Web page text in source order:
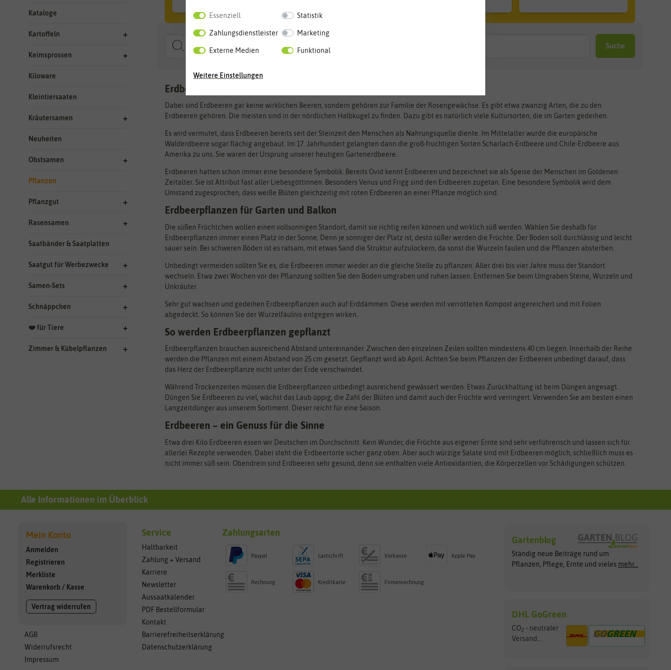
Kataloge
Kartoffeln
Keimsprossen
Kiloware
Kleintiersaaten
Kräutersamen
Neuheiten
Obstsamen
Pflanzen
Pflanzgut
Rasensamen
Saatbänder & Saatplatten
Saatgut für Werbezwecke
Samen-Sets
Schnäppchen
❤️ für Tiere
Zimmer & Kübelpflanzen
Suche
Erdbeeren sind die Königinnen unter den Beeren
Dabei sind Erdbeeren gar keine wirklichen Beeren, sondern gehören zur Familie der Rosengewächse. Es gibt etwa zwanzig Arten, die zu den
Erdbeeren gehören. Die meisten sind in der nördlichen Halbkugel zu finden. Dazu gibt es natürlich viele Kultursorten, die im Garten gedeihen.
Es wird vermutet, dass Erdbeeren bereits seit der Steinzeit den Menschen als Nahrungsquelle diente. Im Mittelalter wurde die europäische
Walderdbeere sogar flächig angebaut. Im 17. Jahrhundert gelangten dann die groß-fruchtigen Sorten Scharlach-Erdbeere und Chile-Erdbeere aus
Amerika zu uns. Sie waren der Ursprung unserer heutigen Gartenerdbeere.
Erdbeeren hatten schon immer eine besondere Symbolik. Bereits Ovid kennt Erdbeeren und bezeichnet sie als Speise der Menschen im Goldenen
Zeitalter. Sie ist Attribut fast aller Liebesgöttinnen. Besonders Venus und Frigg sind den Erdbeeren zugetan. Eine besondere Symbolik wird dem
Umstand zugesprochen, dass weiße Blüten gleichzeitig mit roten Erdbeeren an einer Pflanze möglich sind.
Erdbeerpflanzen für Garten und Balkon
Die süßen Früchtchen wollen einen vollsonnigen Standort, damit sie richtig reifen können und wirklich süß werden. Wählen Sie deshalb für
Erdbeerpflanzen immer einen Platz in der Sonne. Denn je sonniger der Platz ist, desto süßer werden die Früchte. Der Boden soll durchlässig und leicht
sauer sein. Bei schweren Böden ist es ratsam, mit etwas Sand die Struktur aufzulockern, da sonst die Wurzeln faulen und die Pflanzen absterben.
Unbedingt vermeiden sollten Sie es, die Erdbeeren immer wieder an die gleiche Stelle zu pflanzen. Aller drei bis vier Jahre muss der Standort
wechseln. Etwa zwei Wochen vor der Pflanzung sollten Sie den Boden umgraben und ruhen lassen. Entfernen Sie beim Umgraben Steine, Wurzeln und
Unkräuter.
Sehr gut wachsen und gedeihen Erdbeerpflanzen auch auf Erddämmen. Diese werden mit verrotteten Kompost angereichert und mit Folien
abgedeckt. So können Sie der Wurzelfäulnis entgegen wirken.
So werden Erdbeerpflanzen gepflanzt
Erdbeerpflanzen brauchen ausreichend Abstand untereinander. Zwischen den einzelnen Zeilen sollten mindestens 40 cm liegen. Innerhalb der Reihe
werden die Pflanzen mit einem Abstand von 25 cm gesetzt. Gepflanzt wird ab April. Achten Sie beim Pflanzen der Erdbeeren unbedingt darauf, dass
das Herz der Erdbeerpflanze nicht unter der Erde verschwindet.
Während Trockenzeiten müssen die Erdbeerpflanzen unbedingt ausreichend gewässert werden. Etwas Zurückhaltung ist beim Düngen angesagt.
Düngen Sie Erdbeeren zu viel, wächst das Laub üppig, die Zahl der Blüten und damit auch der Früchte wird verringert. Verwenden Sie am besten einen
Langzeitdünger aus unserem Sortiment. Dieser reicht für eine Saison.
Erdbeeren – ein Genuss für die Sinne
Etwa drei Kilo Erdbeeren essen wir Deutschen im Durchschnitt. Kein Wunder, die Früchte aus eigener Ernte sind sehr verführerisch und lassen sich für
allerlei Rezepte verwenden. Dabei steht die Erdbeertorte sicher ganz oben. Aber auch würzige Salate sind mit Erdbeeren möglich, schließlich muss es
nicht immer süß sein. Obendrein sind Erdbeeren sehr gesund, denn sie enthalten viele Antioxidantien, die Körperzellen vor Schädigungen schützen.
Alle Informationen im Überblick
Mein Konto
Anmelden
Registrieren
Merkliste
Warenkorb / Kasse
Vertrag widerrufen
AGB
Widerrufsrecht
Impressum
Service
Haltbarkeit
Zahlung + Versand
Karriere
Newsletter
Aussaatkalender
PDF Bestellformular
Kontakt
Barrierefreiheitserklärung
Datenschutzerklärung
Zahlungsarten
Paypal Lastschrift Vorkasse Apple Pay
Rechnung Kreditkarte Firmenrechnung
Gartenblog
Ständig neue Beiträge rund um
Pflanzen, Pflege, Ernte und vieles mehr...
DHL GoGreen
CO2 - neutraler
Versand...
Essenziell Statistik
Zahlungsdienstleister Marketing
Externe Medien Funktional
Weitere Einstellungen